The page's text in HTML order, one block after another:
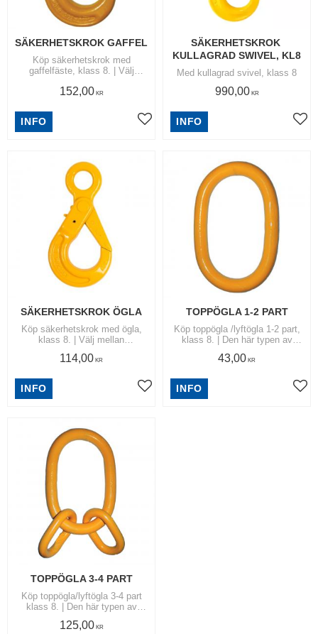
SÄKERHETSKROK GAFFEL
Köp säkerhetskrok med
gaffelfäste, klass 8. | Välj
och 16 mm. | För produktens
152,00KR
Lägg till i favoriter
INFO
SÄKERHETSKROK
KULLAGRAD SWIVEL, KL8
Med kullagrad svivel, klass 8
990,00KR
INFO
SÄKERHETSKROK ÖGLA
Köp säkerhetskrok med ögla,
klass 8. | Välj mellan
16 mm. | För produktens
114,00 KR
Lägg till i favoriter
INFO
TOPPÖGLA 1-2 PART
Köp toppögla /lyftögla 1-2 part,
klass 8. | Den här typen av
lyftlängor till 1-2 part |
43,00 KR
INFO
TOPPÖGLA 3-4 PART
Köp toppögla/lyftögla 3-4 part
klass 8. | Den här typen av
lyftlängor till 1-2 part |
125,00KR